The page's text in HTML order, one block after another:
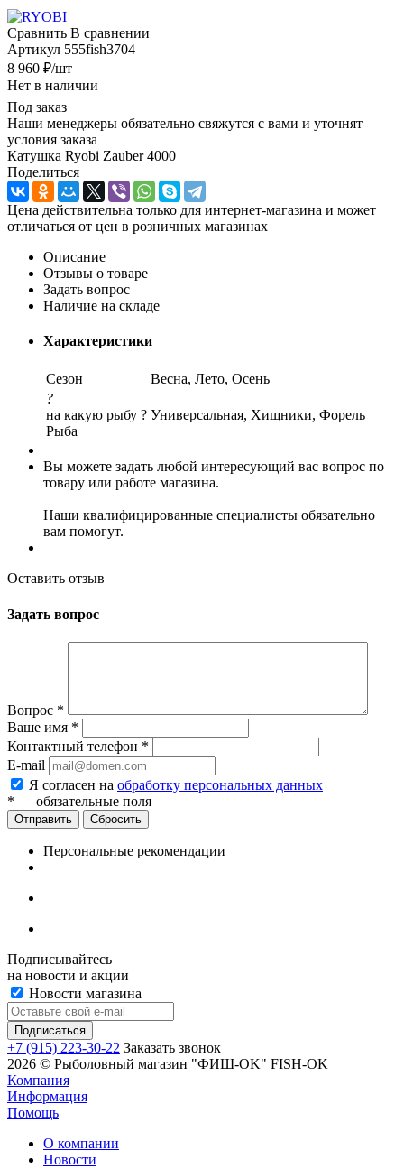
Сравнить В сравнении
Артикул 555fish3704
8 960 ₽/шт
Нет в наличии
Под заказ
Наши менеджеры обязательно свяжутся с вами и уточнят
условия заказа
Катушка Ryobi Zauber 4000
Поделиться
Цена действительна только для интернет-магазина и может
отличаться от цен в розничных магазинах
Описание
Отзывы о товаре
Задать вопрос
Наличие на складе
Характеристики
Сезон
Весна, Лето, Осень
?
на какую рыбу ?
Рыба
Универсальная, Хищники, Форель
Вы можете задать любой интересующий вас вопрос по
товару или работе магазина.
Наши квалифицированные специалисты обязательно
вам помогут.
Оставить отзыв
Задать вопрос
Вопрос *
Ваше имя *
Контактный телефон *
E-mail
Я согласен на обработку персональных данных
* — обязательные поля
Сбросить
Персональные рекомендации
Подписывайтесь
на новости и акции
Новости магазина
+7 (915) 223-30-22 Заказать звонок
2026 © Рыболовный магазин "ФИШ-OK" FISH-OK
Компания
Информация
Помощь
О компании
Новости